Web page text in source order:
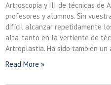
Artroscopia y III de técnicas de
profesores y alumnos. Sin
difícil alcanzar repetidamente
alta, tanto en la vertiente de
Artroplastia. Ha sido también
Read More »